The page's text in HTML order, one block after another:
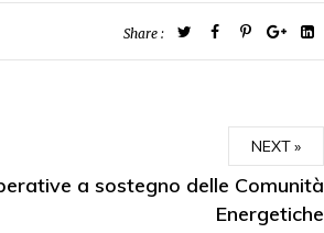
Share :
NEXT
a sostegno delle Comunità
Energetiche